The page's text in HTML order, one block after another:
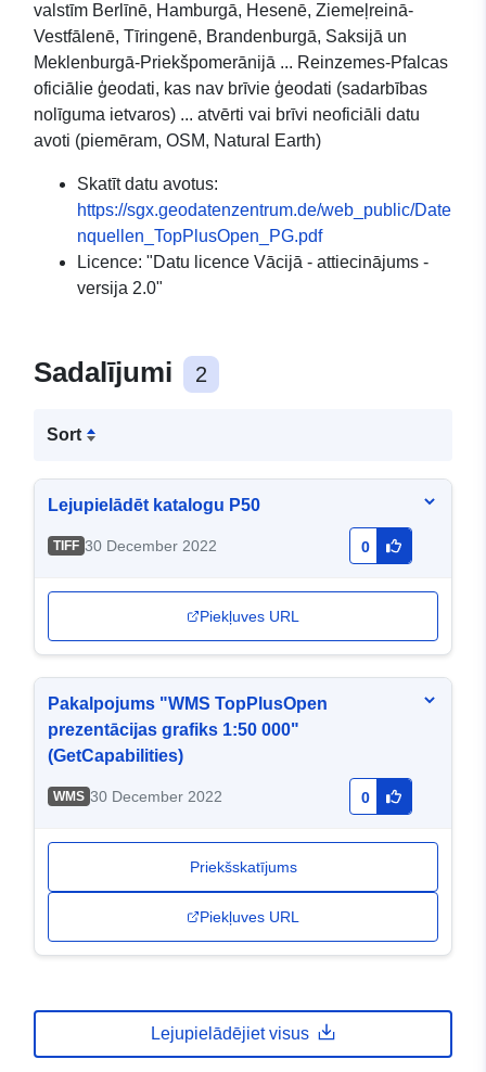
valstīm Berlīnē, Hamburgā, Hesenē, Ziemeļreinā-
Vestfālenē, Tīringenē, Brandenburgā, Saksijā un
Meklenburgā-Priekšpomerānijā ... Reinzemes-Pfalcas
oficiālie ģeodati, kas nav brīvie ģeodati (sadarbības
nolīguma ietvaros) ... atvērti vai brīvi neoficiāli datu
avoti (piemēram, OSM, Natural Earth)
Skatīt datu avotus:
https://sgx.geodatenzentrum.de/web_public/Date
nquellen_TopPlusOpen_PG.pdf
Licence: "Datu licence Vācijā - attiecinājums -
versija 2.0"
Sadalījumi 2
Sort
Lejupielādēt katalogu P50
TIFF 30 December 2022 0
Piekļuves URL
Pakalpojums "WMS TopPlusOpen
prezentācijas grafiks 1:50 000"
(GetCapabilities)
WMS 30 December 2022 0
Priekšskatījums
Piekļuves URL
Lejupielādējiet visus